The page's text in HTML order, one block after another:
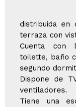
distribuida en
terraza con
Cuenta con
toilette, baño
segundo
Dispone de
ventiladores.
Tiene una